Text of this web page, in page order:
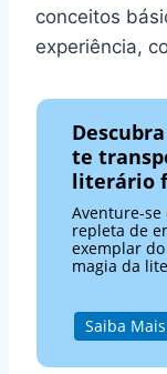
conceitos
experiência,
te
literário
Aventure-
repleta de
exemplar
magia da
Saiba Mais